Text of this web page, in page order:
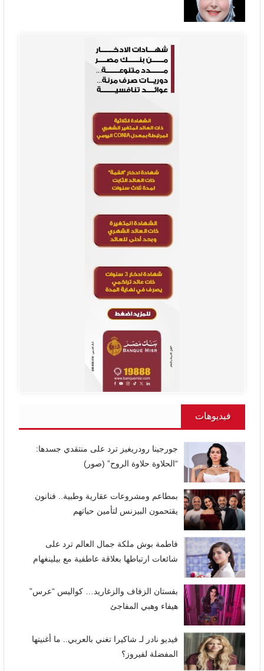
فيديوهات
جورجينا رودريغيز ترد على منتقدي جسدها:
“الحلاوة حلاوة الروح” (صور)
بمطاعم ومشروعات عقارية وطبية.. فنانون
يقتحمون البيزنس لتأمين حياتهم
فاطمة بوش ملكة جمال العالم ترد على
شائعات ارتباطها بعلاقة عاطفية مع بيلينغهام
بفستان الزفاف والزغاريد… كواليس “عرس”
هيفاء وهبي المفاجئ
فيديو نادر لـ شاكيرا تغني بالعربي.. ما أغنيتها
المفضلة لفيروز؟